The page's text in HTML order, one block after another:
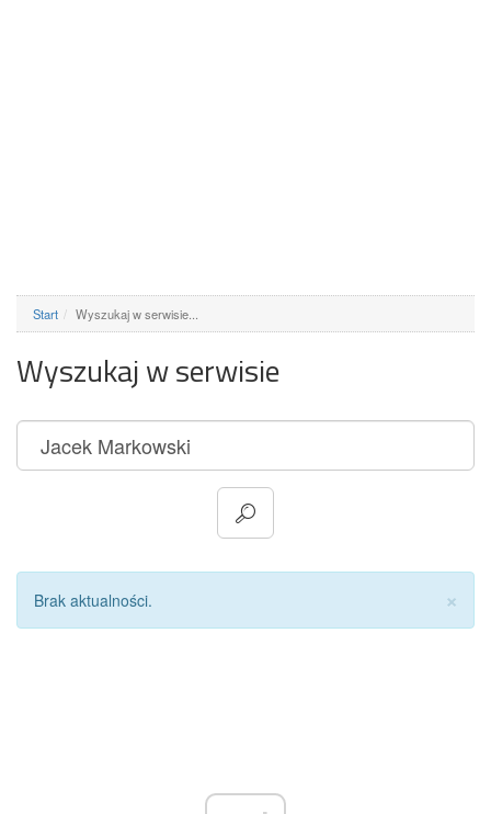
Start Wyszukaj w serwisie...
Wyszukaj w serwisie
×
Brak aktualności.